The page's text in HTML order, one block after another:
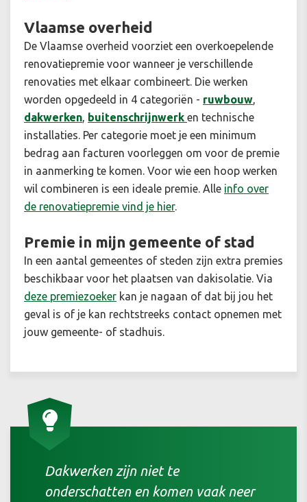
Vlaamse overheid
De Vlaamse overheid voorziet een overkoepelende
renovatiepremie voor wanneer je verschillende
renovaties met elkaar combineert. Die werken
worden opgedeeld in 4 categoriën - ruwbouw,
dakwerken, buitenschrijnwerk en technische
installaties. Per categorie moet je een minimum
bedrag aan facturen voorleggen om voor de premie
in aanmerking te komen. Voor wie een hoop werken
wil combineren is een ideale premie. Alle info over
de renovatiepremie vind je hier.
Premie in mijn gemeente of stad
In een aantal gemeentes of steden zijn extra premies
beschikbaar voor het plaatsen van dakisolatie. Via
deze premiezoeker kan je nagaan of dat bij jou het
geval is of je kan rechtstreeks contact opnemen met
jouw gemeente- of stadhuis.
Dakwerken zijn niet te
onderschatten en komen vaak neer